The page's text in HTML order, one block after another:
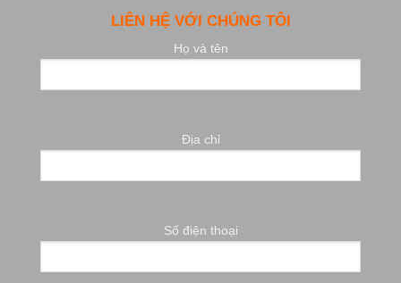
LIÊN HỆ VỚI CHÚNG TÔI
Họ và tên
Địa chỉ
Số điện thoại